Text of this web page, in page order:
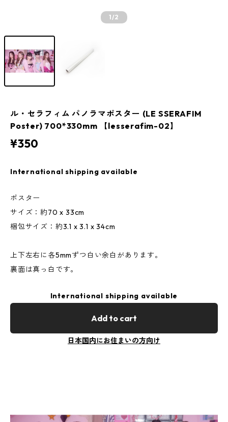
1/2
ル・セラフィム パノラマポスター (LE SSERAFIM
Poster) 700*330mm 【lesserafim-02】
¥350
International shipping available
ポスター
サイズ：約70 x 33cm
梱包サイズ：約3.1 x 3.1 x 34cm
上下左右に各5mmずつ白い余白があります。
裏面は真っ白です。
International shipping available
Add to cart
日本国内にお住まいの方向け